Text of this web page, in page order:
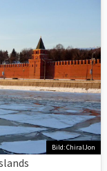
Bild: ChiralJon